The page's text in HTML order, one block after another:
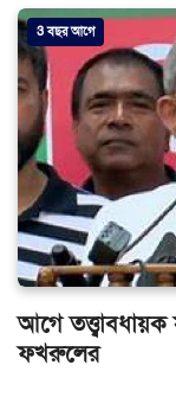
3 বছর আগে
আগে
ফখরুলের